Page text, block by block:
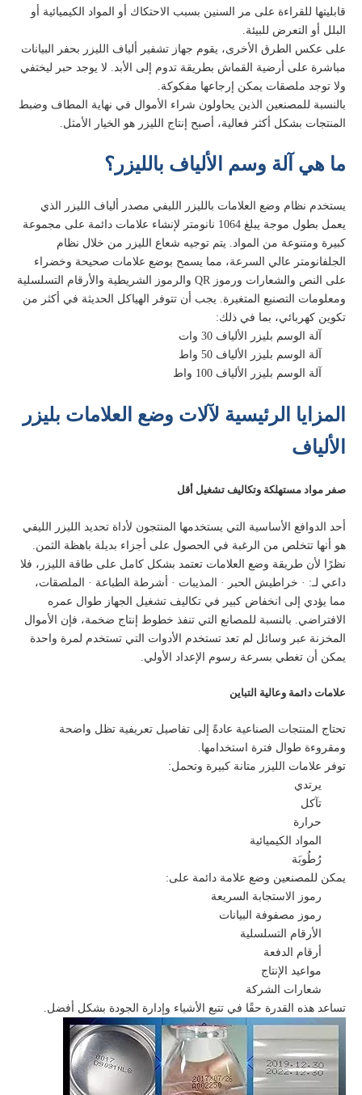
قابليتها للقراءة على مر السنين بسبب الاحتكاك أو المواد الكيميائية أو
البلل أو التعرض للبيئة.
على عكس الطرق الأخرى، يقوم جهاز تشفير ألياف الليزر بحفر البيانات
مباشرة على أرضية القماش بطريقة تدوم إلى الأبد. لا يوجد حبر ليختفي
ولا توجد ملصقات يمكن إرجاعها مفكوكة.
بالنسبة للمصنعين الذين يحاولون شراء الأموال في نهاية المطاف وضبط
المنتجات بشكل أكثر فعالية، أصبح إنتاج الليزر هو الخيار الأمثل.
ما هي آلة وسم الألياف بالليزر؟
يستخدم نظام وضع العلامات بالليزر الليفي مصدر ألياف الليزر الذي
يعمل بطول موجة يبلغ 1064 نانومتر لإنشاء علامات دائمة على مجموعة
كبيرة ومتنوعة من المواد. يتم توجيه شعاع الليزر من خلال نظام
الجلفانومتر عالي السرعة، مما يسمح بوضع علامات صحيحة وخضراء
على النص والشعارات ورموز QR والرموز الشريطية والأرقام التسلسلية
ومعلومات التصنيع المتغيرة. يجب أن تتوفر الهياكل الحديثة في أكثر من
تكوين كهربائي، بما في ذلك:
آلة الوسم بليزر الألياف 30 وات
آلة الوسم بليزر الألياف 50 واط
آلة الوسم بليزر الألياف 100 واط
المزايا الرئيسية لآلات وضع العلامات بليزر
الألياف
صفر مواد مستهلكة وتكاليف تشغيل أقل
أحد الدوافع الأساسية التي يستخدمها المنتجون لأداة تحديد الليزر الليفي
هو أنها تتخلص من الرغبة في الحصول على أجزاء بديلة باهظة الثمن.
نظرًا لأن طريقة وضع العلامات تعتمد بشكل كامل على طاقة الليزر، فلا
داعي لـ: · خراطيش الحبر · المذيبات · أشرطة الطباعة · الملصقات،
مما يؤدي إلى انخفاض كبير في تكاليف تشغيل الجهاز طوال عمره
الافتراضي. بالنسبة للمصانع التي تنفذ خطوط إنتاج ضخمة، فإن الأموال
المخزنة عبر وسائل لم تعد تستخدم الأدوات التي تستخدم لمرة واحدة
يمكن أن تغطي بسرعة رسوم الإعداد الأولي.
علامات دائمة وعالية التباين
تحتاج المنتجات الصناعية عادةً إلى تفاصيل تعريفية تظل واضحة
ومقروءة طوال فترة استخدامها.
توفر علامات الليزر متانة كبيرة وتحمل:
يرتدي
تآكل
حرارة
المواد الكيميائية
رُطُوبَة
يمكن للمصنعين وضع علامة دائمة على:
رموز الاستجابة السريعة
رموز مصفوفة البيانات
الأرقام التسلسلية
أرقام الدفعة
مواعيد الإنتاج
شعارات الشركة
تساعد هذه القدرة حقًا في تتبع الأشياء وإدارة الجودة بشكل أفضل.